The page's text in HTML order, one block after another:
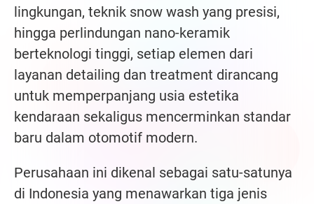
lingkungan, teknik snow wash yang presisi,
hingga perlindungan nano-keramik
berteknologi tinggi, setiap elemen dari
layanan detailing dan treatment dirancang
untuk memperpanjang usia estetika
kendaraan sekaligus mencerminkan standar
baru dalam otomotif modern.
Perusahaan ini dikenal sebagai satu-satunya
di Indonesia yang menawarkan tiga jenis